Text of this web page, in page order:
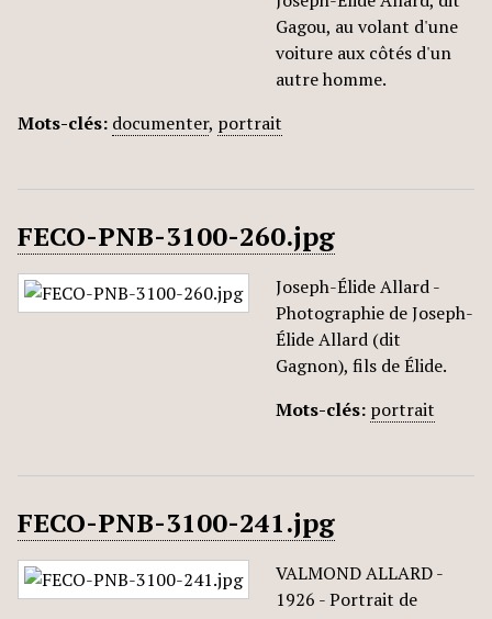
Gagou, au volant d'une
voiture aux côtés d'un
autre homme.
Mots-clés: documenter, portrait
FECO-PNB-3100-260.jpg
Joseph-Élide Allard -
Photographie de Joseph-
Élide Allard (dit
Gagnon), fils de Élide.
Mots-clés: portrait
FECO-PNB-3100-241.jpg
VALMOND ALLARD -
1926 - Portrait de